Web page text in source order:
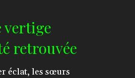
vertige
retrouvée